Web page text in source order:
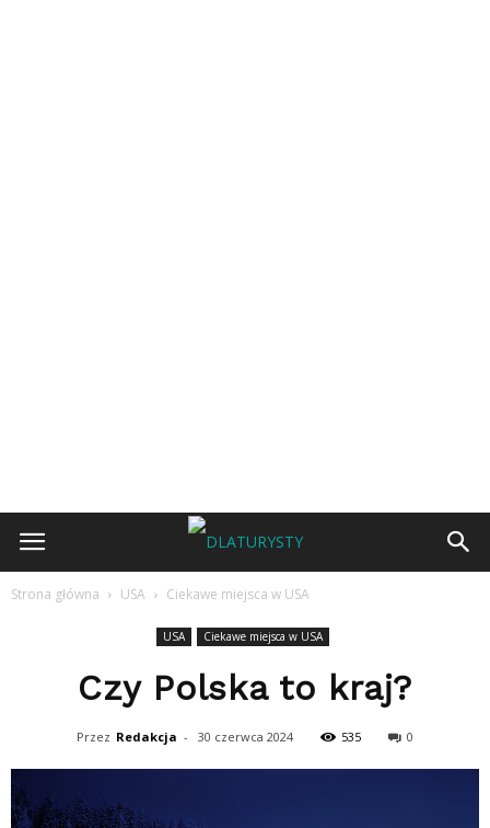
Strona główna USA Ciekawe miejsca w USA
USA Ciekawe miejsca w USA
Czy Polska to kraj?
Przez Redakcja - 30 czerwca 2024 535 0